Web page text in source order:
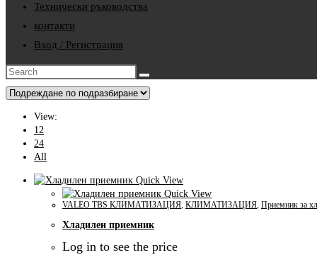
Технически ръководства
контакти
Вход / Регистрация
View:
12
24
All
Quick View
Quick View
VALEO TBS КЛИМАТИЗАЦИЯ, КЛИМАТИЗАЦИЯ, Приемник за
Хладилен приемник
Log in to see the price